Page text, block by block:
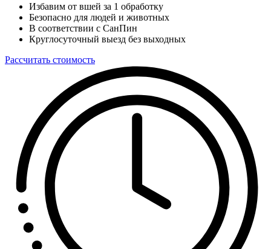
Избавим от вшей за 1 обработку
Безопасно для людей и животных
В соответствии с СанПин
Круглосуточный выезд без выходных
Рассчитать стоимость